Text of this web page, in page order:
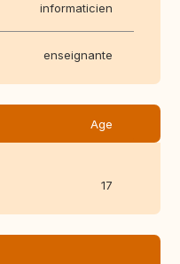
informaticien
enseignante
Age
17